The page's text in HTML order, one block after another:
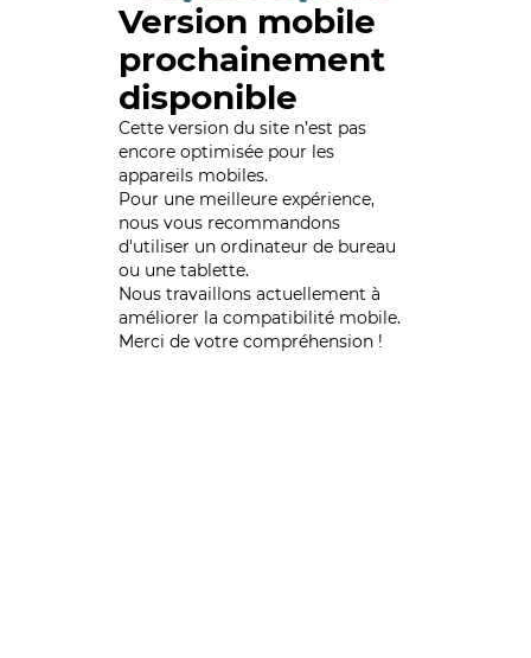
Version mobile
prochainement
disponible
Cette version du site n’est pas
encore optimisée pour les
appareils mobiles.
Pour une meilleure expérience,
nous vous recommandons
d'utiliser un ordinateur de bureau
ou une tablette.
Nous travaillons actuellement à
améliorer la compatibilité mobile.
Merci de votre compréhension !